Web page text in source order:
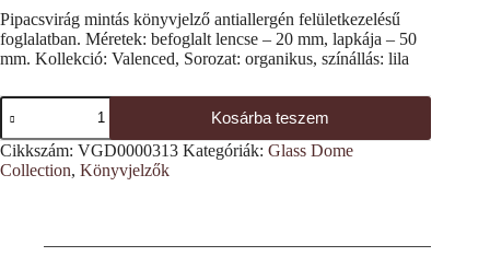
Pipacsvirág mintás könyvjelző antiallergén felületkezelésű
foglalatban. Méretek: befoglalt lencse – 20 mm, lapkája – 50
mm. Kollekció: Valenced, Sorozat: organikus, színállás: lila
Pipacs
mintás
könyvjelző
mennyiség
Kosárba teszem
Cikkszám: VGD0000313 Kategóriák: Glass Dome
Collection, Könyvjelzők